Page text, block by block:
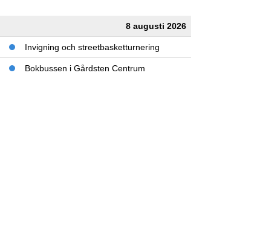
8 augusti 2026
Invigning och streetbasketturnering
Bokbussen i Gårdsten Centrum